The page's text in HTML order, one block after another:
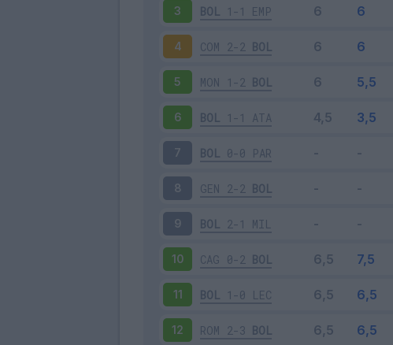
3 BOL 1-1 EMP
4 COM 2-2 BOL
5 MON 1-2 BOL
6 BOL 1-1 ATA
7 BOL 0-0 PAR
8 GEN 2-2 BOL
9 BOL 2-1 MIL
10 CAG 0-2 BOL
11 BOL 1-0 LEC
12 ROM 2-3 BOL